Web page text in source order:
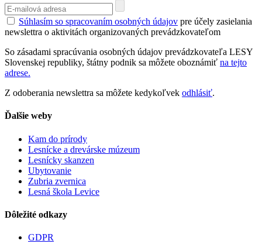
Súhlasím so spracovaním osobných údajov pre účely zasielania
newslettra o aktivitách organizovaných prevádzkovateľom
So zásadami spracúvania osobných údajov prevádzkovateľa LESY
Slovenskej republiky, štátny podnik sa môžete oboznámiť na tejto
adrese.
Z odoberania newslettra sa môžete kedykoľvek odhlásiť.
Ďalšie weby
Kam do prírody
Lesnícke a drevárske múzeum
Lesnícky skanzen
Ubytovanie
Zubria zvernica
Lesná škola Levice
Dôležité odkazy
GDPR